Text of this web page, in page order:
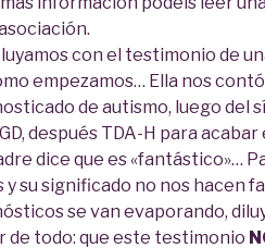
con el testimonio de
empezamos… Ella nos
de autismo, luego del
después TDA-H para
dice que es «fantástico»…
y su significado no nos hacen
se van evaporando,
de todo: que este testimonio